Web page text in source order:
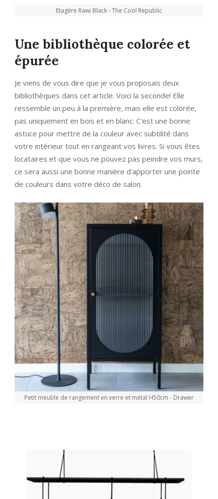
Etagère Rawi Black - The Cool Republic
Une bibliothèque colorée et
épurée
Je viens de vous dire que je vous proposais deux
bibliothèques dans cet article. Voici la seconde! Elle
ressemble un peu à la première, mais elle est colorée,
pas uniquement en bois et en blanc. C'est une bonne
astuce pour mettre de la couleur avec subtilité dans
votre intérieur tout en rangeant vos livres. Si vous êtes
locataires et que vous ne pouvez pas peindre vos murs,
ce sera aussi une bonne manière d'apporter une pointe
de couleurs dans votre déco de salon.
Petit meuble de rangement en verre et métal H50cm - Drawer